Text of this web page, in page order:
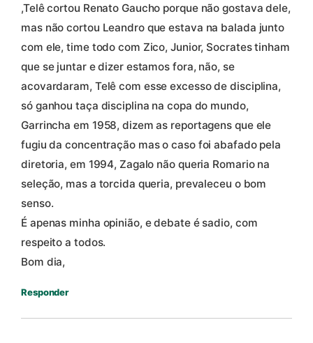
,Telê cortou Renato Gaucho porque não gostava dele,
mas não cortou Leandro que estava na balada junto
com ele, time todo com Zico, Junior, Socrates tinham
que se juntar e dizer estamos fora, não, se
acovardaram, Telê com esse excesso de disciplina,
só ganhou taça disciplina na copa do mundo,
Garrincha em 1958, dizem as reportagens que ele
fugiu da concentração mas o caso foi abafado pela
diretoria, em 1994, Zagalo não queria Romario na
seleção, mas a torcida queria, prevaleceu o bom
senso.
É apenas minha opinião, e debate é sadio, com
respeito a todos.
Bom dia,
Responder